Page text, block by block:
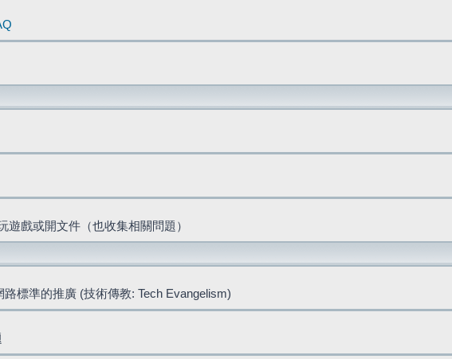
戲或開文件（也收集相關問題）
標準的推廣 (技術傳教: Tech Evangelism)